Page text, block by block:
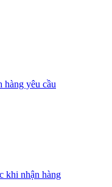
hàng yêu cầu
khi nhận hàng